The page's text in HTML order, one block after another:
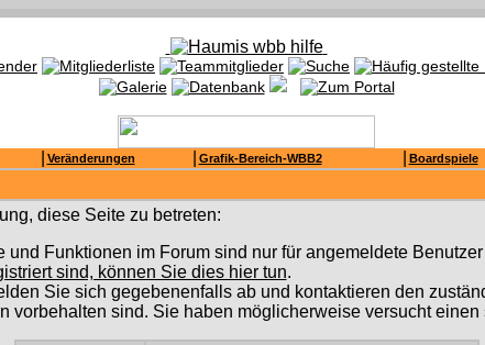
Veränderungen Grafik-Bereich-WBB2 Boardspiele
diese Seite zu betreten:
Funktionen im Forum sind nur für angemeldete
sind, können Sie dies hier tun.
Sie sich gegebenenfalls ab und kontaktieren den
vorbehalten sind. Sie haben möglicherweise versucht